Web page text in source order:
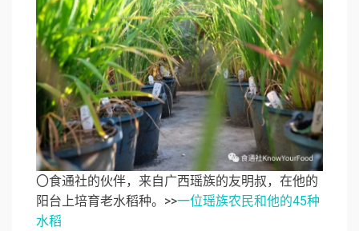
〇食通社的伙伴，来自广西瑶族的友明叔，在他的
阳台上培育老水稻种。>>一位瑶族农民和他的45种
水稻